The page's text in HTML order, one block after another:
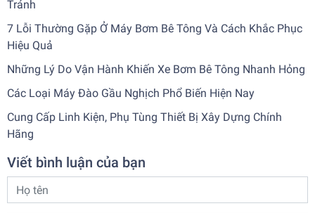
Tránh
7 Lỗi Thường Gặp Ở Máy Bơm Bê Tông Và Cách Khắc Phục
Hiệu Quả
Những Lý Do Vận Hành Khiến Xe Bơm Bê Tông Nhanh Hỏng
Các Loại Máy Đào Gầu Nghịch Phổ Biến Hiện Nay
Cung Cấp Linh Kiện, Phụ Tùng Thiết Bị Xây Dựng Chính
Hãng
Viết bình luận của bạn